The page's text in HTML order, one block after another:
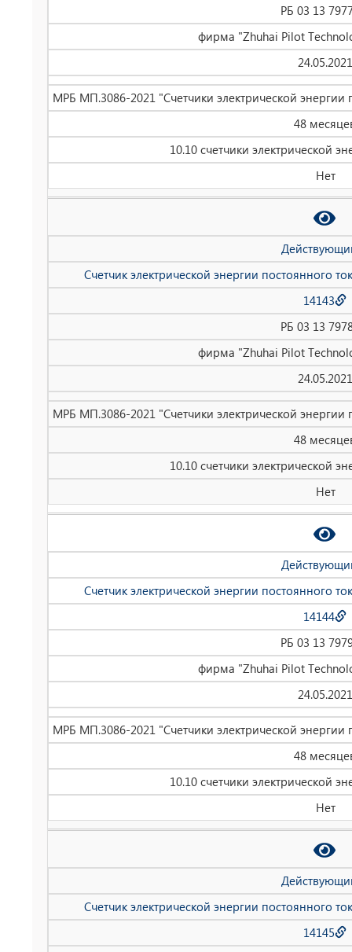
РБ 03 13
фирма "Zhuhai Pilot
24.05.2021
МРБ МП.3086-2021 "Счетчики электрической энергии
48
10.10 счетчики электрической
Нет
Счетчик электрической энергии постоянного
14143
РБ 03 13
фирма "Zhuhai Pilot
24.05.2021
МРБ МП.3086-2021 "Счетчики электрической энергии
48
10.10 счетчики электрической
Нет
Счетчик электрической энергии постоянного
14144
РБ 03 13
фирма "Zhuhai Pilot
24.05.2021
МРБ МП.3086-2021 "Счетчики электрической энергии
48
10.10 счетчики электрической
Нет
Счетчик электрической энергии постоянного
14145